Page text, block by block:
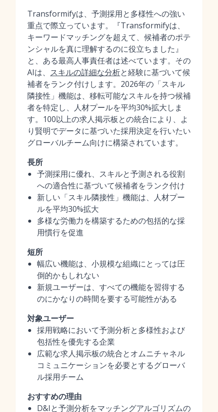
Transformifyは、予測採用と多様性への強い
重点で際立っています。『Transformifyは、
キーワードマッチングを超えて、候補者のポテ
ンシャルを真に理解するのに役立ちました』
と、ある最高人事責任者は述べています。その
AIは、 スキルの詳細な分析と経験に基づいて候
補者をランク付けします。2026年の「スキル
隣接性」機能は、移転可能なスキルを持つ候補
者を特定し、人材プールを平均30%拡大しま
す。100以上の求人掲示板との統合により、よ
り賢明でデータに基づいた採用決定を行いたい
グローバルチーム向けに構築されています。
長所
予測採用に優れ、スキルと予測される役割
への適合性に基づいて候補者をランク付け
新しい「スキル隣接性」機能は、人材プー
ルを平均30%拡大
多様な労働力を構築するための包括的な採
用慣行を促進
短所
幅広い機能は、小規模な組織にとっては圧
倒的かもしれない
新規ユーザーは、すべての機能を習得する
のにかなりの時間を要する可能性がある
対象ユーザー
採用戦略において予測分析と多様性および
包括性を優先する企業
広範な求人掲示板の統合とオムニチャネル
コミュニケーションを必要とするグローバ
ル採用チーム
おすすめの理由
D&Iと予測分析をマッチングアルゴリズムの